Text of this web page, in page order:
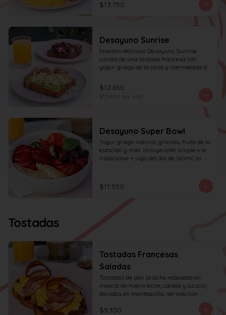
$13.750
Desayuno Sunrise
Nuestro delicioso Desayuno Sunrise
consta de una tostada francesa con
yogur griego de la casa y mermelada de
de pan blanco con palta molida, pasta de
huevo y tocino en cuadritos, coronada
con ciboulette.
$12.650
$12.650 por und
Desayuno Super Bowl
Yogur griego natural, granola, fruta de la
estación y miel. incluye café simple o té
tradicional + jugo del día de 160ml (el
$11.550
Tostadas
Tostadas Francesas
Saladas
Tostadas de pan brioche rebosado en
mezcla de huevo leche, canela y azúcar,
dorados en mantequilla, servido con
huevos revueltos, tocino y miel de maple.
$9.350